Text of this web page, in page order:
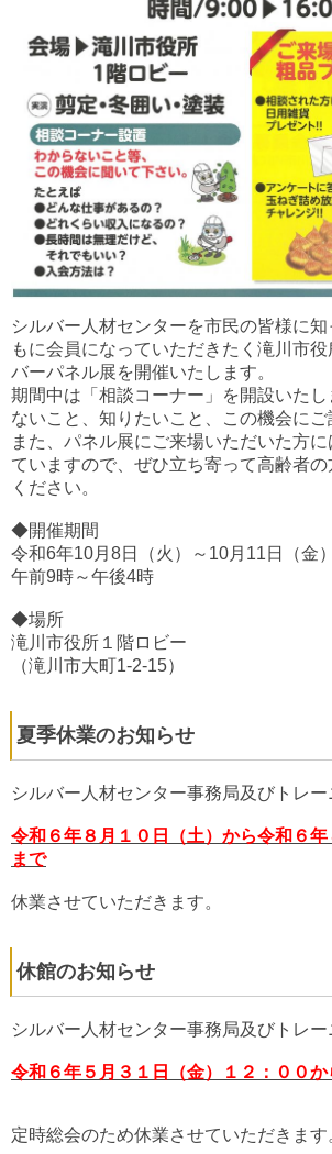
シルバー人材センターを市民の皆様に
もに会員になっていただきたく滝川市
バーパネル展を開催いたします。
期間中は「相談コーナー」を開設いた
ないこと、知りたいこと、この機会にご
また、パネル展にご来場いただいた方
ていますので、ぜひ立ち寄って高齢者
ください。
◆開催期間
令和6年10月8日（火）～10月11日（金）
午前9時～午後4時
◆場所
滝川市役所１階ロビー
（滝川市大町1-2-15）
夏季休業のお知らせ
シルバー人材センター事務局及びトレ
令和６年８月１０日（土）から令和６年
まで
休業させていただきます。
休館のお知らせ
シルバー人材センター事務局及びトレ
令和６年５月３１日（金）１２：００か
定時総会のため休業させていただきます